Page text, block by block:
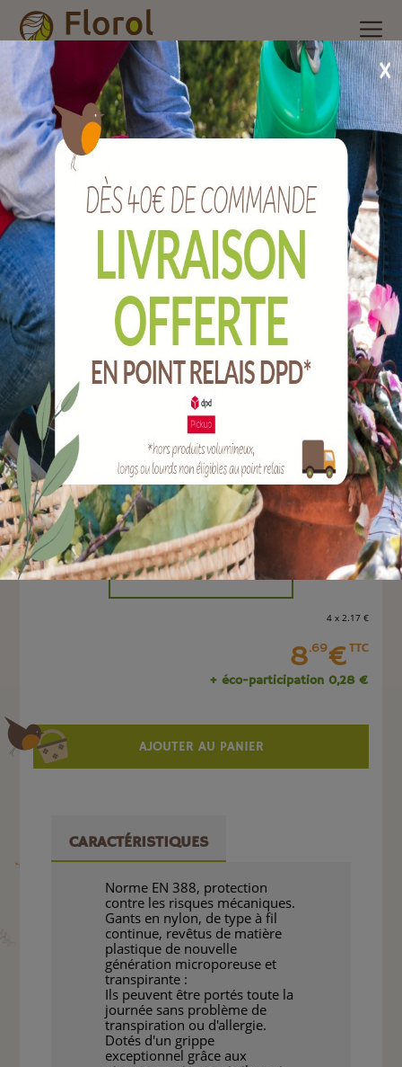
Accueil Nos produits /Vêtements, gants, protection et
sécurité jardin/Gant pro multi-usage, anti-transpirant taille 9.
Gant pro multi-usage, anti-transpirant
taille 9.
Ref : VAIRFLEX/9
EAN :
Quantité :
Unité
-
4 x 2.17 €
8.69€TTC
+ éco-participation 0,28 €
AJOUTER AU PANIER
CARACTÉRISTIQUES
Norme EN 388, protection
contre les risques mécaniques.
Gants en nylon, de type à fil
continue, revêtus de matière
plastique de nouvelle
génération microporeuse et
transpirante :
Ils peuvent être portés toute la
journée sans problème de
transpiration ou d'allergie.
Dotés d'un grippe
exceptionnel grâce aux